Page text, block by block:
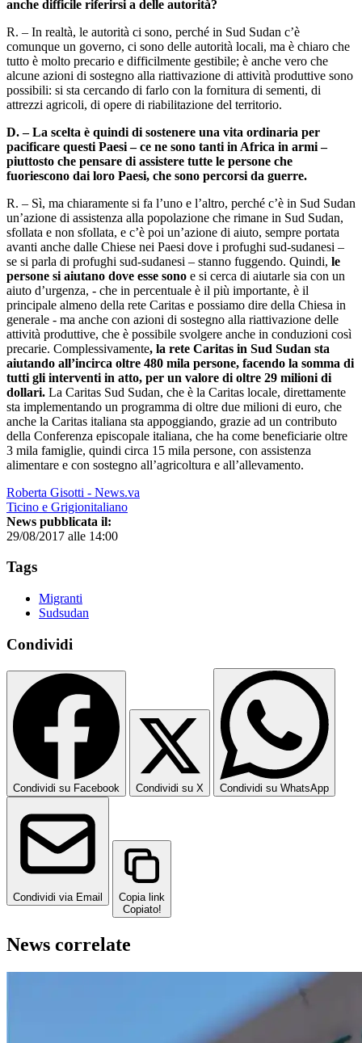
anche difficile riferirsi a delle autorità?
R. – In realtà, le autorità ci sono, perché in Sud Sudan c’è
comunque un governo, ci sono delle autorità locali, ma è chiaro che
tutto è molto precario e difficilmente gestibile; è anche vero che
alcune azioni di sostegno alla riattivazione di attività produttive sono
possibili: si sta cercando di farlo con la fornitura di sementi, di
attrezzi agricoli, di opere di riabilitazione del territorio.
D. – La scelta è quindi di sostenere una vita ordinaria per
pacificare questi Paesi – ce ne sono tanti in Africa in armi –
piuttosto che pensare di assistere tutte le persone che
fuoriescono dai loro Paesi, che sono percorsi da guerre.
R. – Sì, ma chiaramente si fa l’uno e l’altro, perché c’è in Sud Sudan
un’azione di assistenza alla popolazione che rimane in Sud Sudan,
sfollata e non sfollata, e c’è poi un’azione di aiuto, sempre portata
avanti anche dalle Chiese nei Paesi dove i profughi sud-sudanesi –
se si parla di profughi sud-sudanesi – stanno fuggendo. Quindi, le
persone si aiutano dove esse sono e si cerca di aiutarle sia con un
aiuto d’urgenza, - che in percentuale è il più importante, è il
principale almeno della rete Caritas e possiamo dire della Chiesa in
generale - ma anche con azioni di sostegno alla riattivazione delle
attività produttive, che è possibile svolgere anche in conduzioni così
precarie. Complessivamente, la rete Caritas in Sud Sudan sta
aiutando all’incirca oltre 480 mila persone, facendo la somma di
tutti gli interventi in atto, per un valore di oltre 29 milioni di
dollari. La Caritas Sud Sudan, che è la Caritas locale, direttamente
sta implementando un programma di oltre due milioni di euro, che
anche la Caritas italiana sta appoggiando, grazie ad un contributo
della Conferenza episcopale italiana, che ha come beneficiarie oltre
3 mila famiglie, quindi circa 15 mila persone, con assistenza
alimentare e con sostegno all’agricoltura e all’allevamento.
Roberta Gisotti - News.va
Ticino e Grigionitaliano
News pubblicata il:
29/08/2017 alle 14:00
Tags
Migranti
Sudsudan
Condividi
Condividi su Facebook Condividi su X Condividi su WhatsApp
Condividi via Email
Copia link
Copiato!
News correlate